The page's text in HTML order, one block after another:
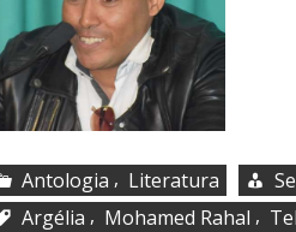
Antologia , Literatura
Argélia , Mohamed Rahal ,